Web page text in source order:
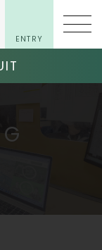
ENTRY